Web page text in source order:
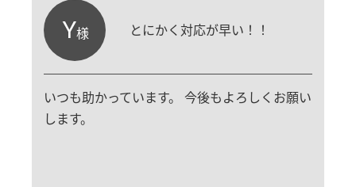
Y様 とにかく対応が早い！！
いつも助かっています。 今後もよろしくお願い
します。